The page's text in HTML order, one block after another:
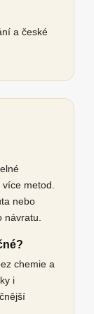
a české
metod.
nebo
chemie a
i